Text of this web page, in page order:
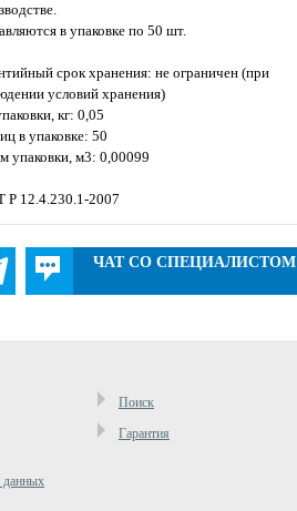
в упаковке по 50 шт.
срок хранения: не ограничен (при
условий хранения)
кг: 0,05
в упаковке: 50
упаковки, м3: 0,00099
Р 12.4.230.1-2007
ЧАТ СО СПЕЦИАЛИСТОМ
Поиск
Гарантия
данных